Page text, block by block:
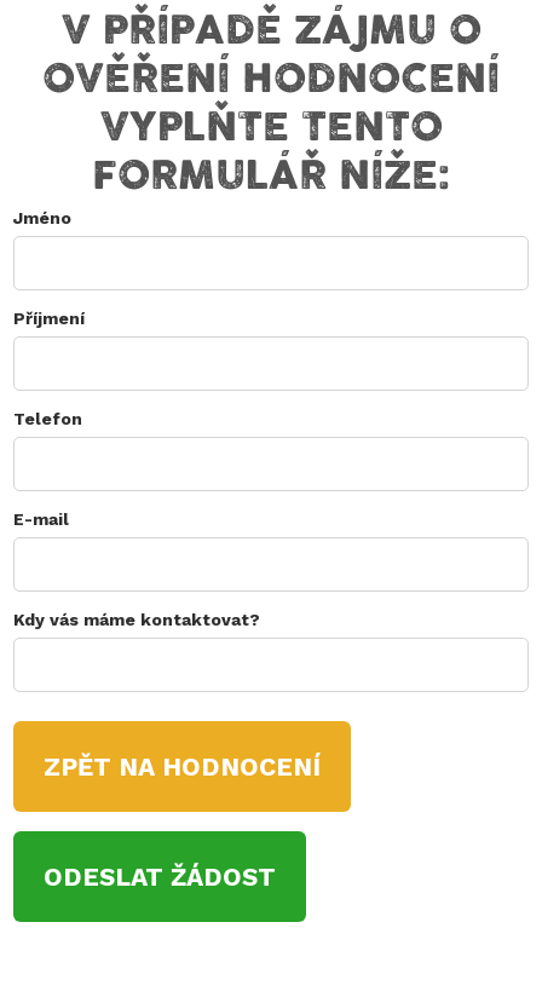
V PŘÍPADĚ ZÁJMU O
OVĚŘENÍ HODNOCENÍ
VYPLŇTE TENTO
FORMULÁŘ NÍŽE:
Jméno
Příjmení
Telefon
E-mail
Kdy vás máme kontaktovat?
ZPĚT NA HODNOCENÍ
ODESLAT ŽÁDOST